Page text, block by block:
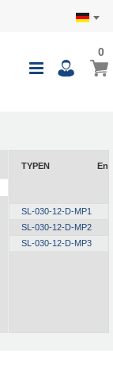
0
TYPEN
SL-030-12-D-MP1
SL-030-12-D-MP2
SL-030-12-D-MP3